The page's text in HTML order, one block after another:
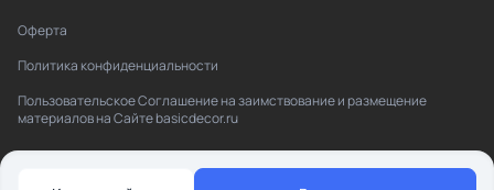
Оферта
Политика конфиденциальности
Пользовательское Соглашение на заимствование и размещение
материалов на Сайте basicdecor.ru